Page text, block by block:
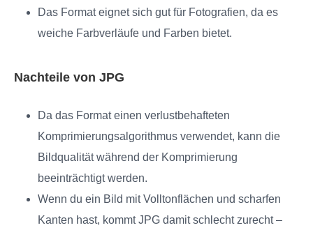
Das Format eignet sich gut für Fotografien, da es
weiche Farbverläufe und Farben bietet.
Nachteile von JPG
Da das Format einen verlustbehafteten
Komprimierungsalgorithmus verwendet, kann die
Bildqualität während der Komprimierung
beeinträchtigt werden.
Wenn du ein Bild mit Volltonflächen und scharfen
Kanten hast, kommt JPG damit schlecht zurecht –